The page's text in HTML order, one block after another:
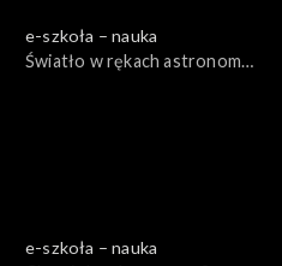
e-szkoła – nauka
Światło w rękach astronoma,
e-szkoła – nauka